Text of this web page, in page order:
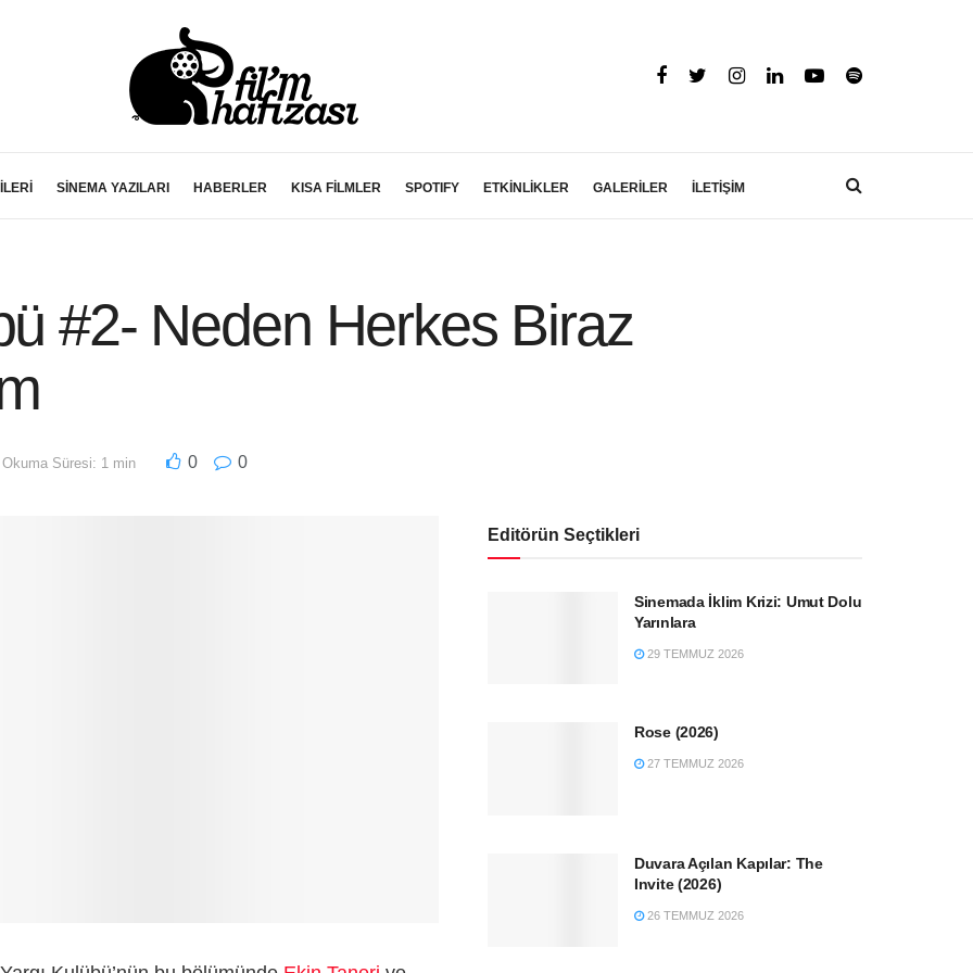
SİNEMA YAZILARI HABERLER KISA FİLMLER SPOTIFY ETKİNLİKLER GALERİLER İLETİŞİM
#2- Neden Herkes Biraz
Okuma Süresi: 1 min 0 0
Editörün Seçtikleri
Sinemada İklim Krizi: Umut Dolu
Yarınlara
29 TEMMUZ 2026
Rose (2026)
27 TEMMUZ 2026
Duvara Açılan Kapılar: The
Invite (2026)
26 TEMMUZ 2026